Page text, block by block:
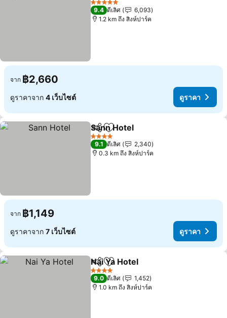
5 ดาว
9.4 ดีเลิศ
6,093
1.2 km ถึง สิงห์ปาร์ค
จาก ฿2,660
ดูราคาจาก 4 เว็บไซต์ ดูราคา
แชร์ เพิ่มในรายการโปรด
Sann Hotel
4 ดาว
9.1 ดีเลิศ
2,340
0.3 km ถึง สิงห์ปาร์ค
จาก ฿1,149
ดูราคาจาก 7 เว็บไซต์ ดูราคา
แชร์ เพิ่มในรายการโปรด
Nai Ya Hotel
4 ดาว
9.0 ดีเลิศ
1,452
1.0 km ถึง สิงห์ปาร์ค